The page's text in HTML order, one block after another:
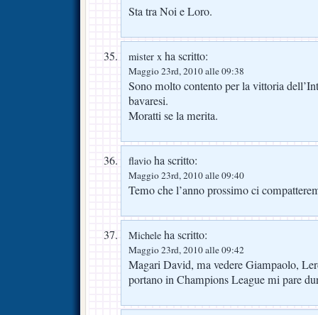
Sta tra Noi e Loro.
mister x ha scritto:
Maggio 23rd, 2010 alle 09:38
Sono molto contento per la vittoria
bavaresi.
Moratti se la merita.
flavio ha scritto:
Maggio 23rd, 2010 alle 09:40
Temo che l’anno prossimo ci
Michele ha scritto:
Maggio 23rd, 2010 alle 09:42
Magari David, ma vedere Giampaolo,
portano in Champions League mi pare